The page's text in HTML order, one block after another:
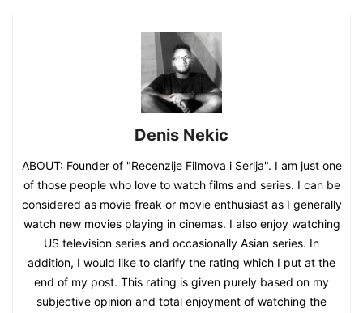
Denis Nekic
ABOUT: Founder of "Recenzije Filmova i Serija". I am just one
of those people who love to watch films and series. I can be
considered as movie freak or movie enthusiast as I generally
watch new movies playing in cinemas. I also enjoy watching
US television series and occasionally Asian series. In
addition, I would like to clarify the rating which I put at the
end of my post. This rating is given purely based on my
subjective opinion and total enjoyment of watching the